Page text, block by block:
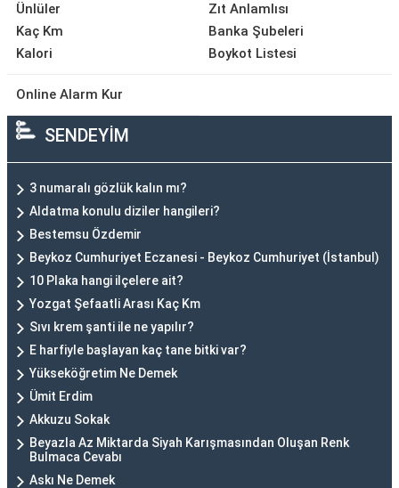
Ünlüler
Kaç Km
Kalori
Zıt Anlamlısı
Banka Şubeleri
Boykot Listesi
Online Alarm Kur
SENDEYİM
3 numaralı gözlük kalın mı?
Aldatma konulu diziler hangileri?
Bestemsu Özdemir
Beykoz Cumhuriyet Eczanesi - Beykoz Cumhuriyet (İstanbul)
10 Plaka hangi ilçelere ait?
Yozgat Şefaatli Arası Kaç Km
Sıvı krem şanti ile ne yapılır?
E harfiyle başlayan kaç tane bitki var?
Yükseköğretim Ne Demek
Ümit Erdim
Akkuzu Sokak
Beyazla Az Miktarda Siyah Karışmasından Oluşan Renk
Bulmaca Cevabı
Askı Ne Demek